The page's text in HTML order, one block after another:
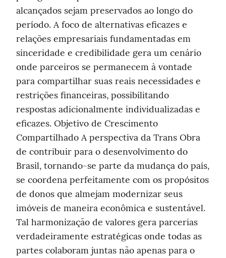
alcançados sejam preservados ao longo do
período. A foco de alternativas eficazes e
relações empresariais fundamentadas em
sinceridade e credibilidade gera um cenário
onde parceiros se permanecem à vontade
para compartilhar suas reais necessidades e
restrições financeiras, possibilitando
respostas adicionalmente individualizadas e
eficazes. Objetivo de Crescimento
Compartilhado A perspectiva da Trans Obra
de contribuir para o desenvolvimento do
Brasil, tornando-se parte da mudança do país,
se coordena perfeitamente com os propósitos
de donos que almejam modernizar seus
imóveis de maneira econômica e sustentável.
Tal harmonização de valores gera parcerias
verdadeiramente estratégicas onde todas as
partes colaboram juntas não apenas para o